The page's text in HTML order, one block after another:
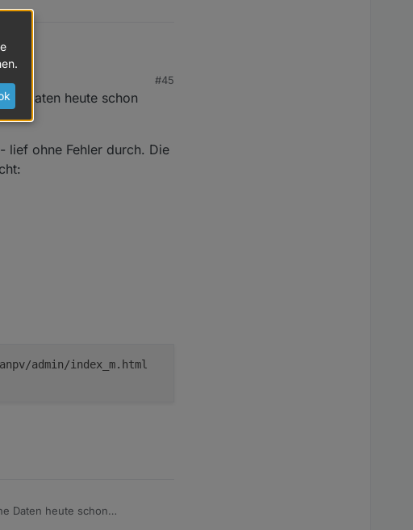
#45
Daten heute schon
lief ohne Fehler durch. Die
admin/index_m.html
Daten heute schon